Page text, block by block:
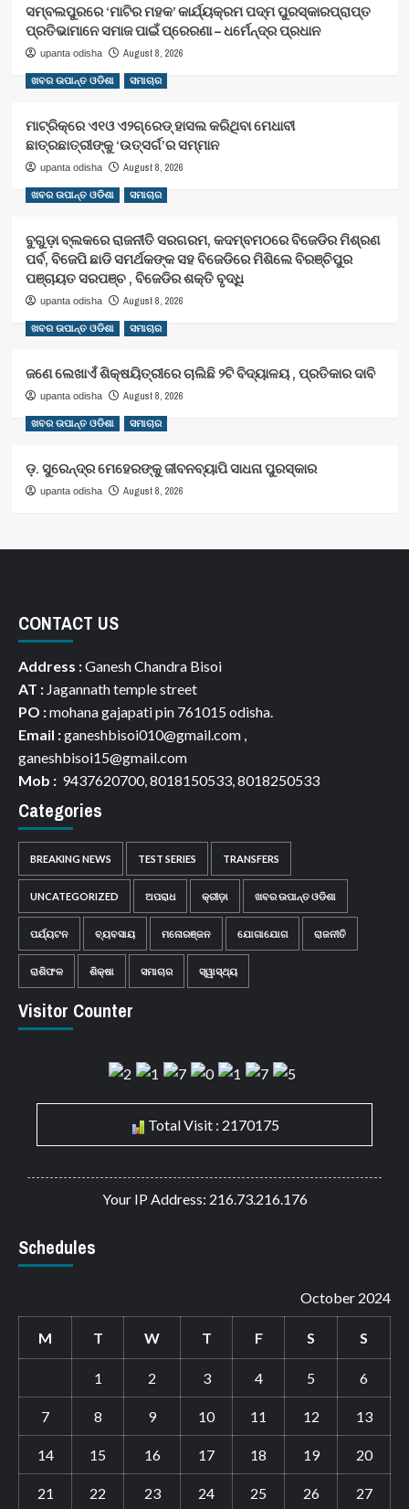
ସମ୍ବଲପୁରରେ ‘ମାଟିର ମହକ’ କାର୍ଯ୍ୟକ୍ରମ ପଦ୍ମ ପୁରସ୍କାରପ୍ରାପ୍ତ
ପ୍ରତିଭାମାନେ ସମାଜ ପାଇଁ ପ୍ରେରଣା – ଧର୍ମେନ୍ଦ୍ର ପ୍ରଧାନ
upanta odisha August 8, 2026
ଖବର ଉପାନ୍ତ ଓଡିଶା ସମାଚାର
ମାଟ୍ରିକ୍‌ରେ ଏ୧ଓ ଏ୨ଗ୍ରେଡ୍‌ ହାସଲ କରିଥିବା ମେଧାବୀ
ଛାତ୍ରଛାତ୍ରୀଙ୍କୁ ‘ଉତ୍ସର୍ଗ’ର ସମ୍ମାନ
upanta odisha August 8, 2026
ଖବର ଉପାନ୍ତ ଓଡିଶା ସମାଚାର
ବୁଗୁଡ଼ା ବ୍ଲକରେ ରାଜନୀତି ସରଗରମ, କଦମ୍ବମଠରେ ବିଜେଡିର ମିଶ୍ରଣ
ପର୍ବ, ବିଜେପି ଛାଡି ସମର୍ଥକଙ୍କ ସହ ବିଜେଡିରେ ମିଶିଲେ ବିରଞ୍ଚିପୁର
ପଞ୍ଚାୟତ ସରପଞ୍ଚ , ବିଜେଡିର ଶକ୍ତି ବୃଦ୍ଧି
upanta odisha August 8, 2026
ଖବର ଉପାନ୍ତ ଓଡିଶା ସମାଚାର
ଜଣେ ଲେଖାଏଁ ଶିକ୍ଷୟିତ୍ରୀରେ ଚାଲିଛି ୨ଟି ବିଦ୍ୟାଳୟ , ପ୍ରତିକାର ଦାବି
upanta odisha August 8, 2026
ଖବର ଉପାନ୍ତ ଓଡିଶା ସମାଚାର
ଡ଼. ସୁରେନ୍ଦ୍ର ମେହେରଙ୍କୁ ଜୀବନବ୍ୟାପି ସାଧନା ପୁରସ୍କାର
upanta odisha August 8, 2026
CONTACT US
Address :Ganesh Chandra Bisoi
AT : Jagannath temple street
PO :mohana gajapati pin 761015 odisha.
Email :ganeshbisoi010@gmail.com ,
ganeshbisoi15@gmail.com
Mob : 9437620700, 8018150533, 8018250533
Categories
BREAKING NEWS TEST SERIES TRANSFERS
UNCATEGORIZED ଅପରାଧ କ୍ରୀଡ଼ା ଖବର ଉପାନ୍ତ ଓଡିଶା
ପର୍ଯ୍ୟଟନ ବ୍ୟବସାୟ ମନୋରଞ୍ଜନ ଯୋଗାଯୋଗ ରାଜନୀତି
ରାଶିଫଳ ଶିକ୍ଷା ସମାଚାର ସ୍ୱାସ୍ଥ୍ୟ
Visitor Counter
Total Visit : 2170175
Your IP Address: 216.73.216.176
Schedules
October 2024
M T W T F S S
1 2 3 4 5 6
7 8 9 10 11 12 13
14 15 16 17 18 19 20
21 22 23 24 25 26 27